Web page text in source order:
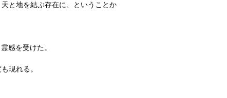
と地を結ぶ存在に、ということか
感を受けた。
現れる。